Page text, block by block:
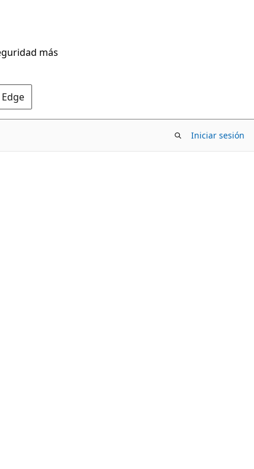
más
Iniciar sesión